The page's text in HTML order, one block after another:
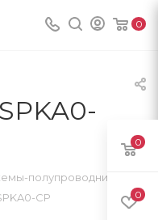
0
полупроводники
CP
0
0